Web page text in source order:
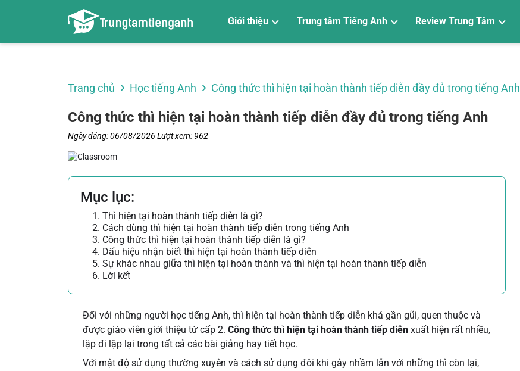
Giới thiệu Trung tâm Tiếng Anh Review Trung Tâm
Trang chủ Học tiếng Anh Công thức thì hiện tại hoàn thành tiếp diễn đầy đủ trong tiếng Anh
Công thức thì hiện tại hoàn thành tiếp diễn đầy đủ trong tiếng Anh
Ngày đăng: 06/08/2026 Lượt xem: 962
Mục lục:
1. Thì hiện tại hoàn thành tiếp diễn là gì?
2. Cách dùng thì hiện tại hoàn thành tiếp diễn trong tiếng Anh
3. Công thức thì hiện tại hoàn thành tiếp diễn là gì?
4. Dấu hiệu nhận biết thì hiện tại hoàn thành tiếp diễn
5. Sự khác nhau giữa thì hiện tại hoàn thành và thì hiện tại hoàn thành tiếp diễn
6. Lời kết
Đối với những người học tiếng Anh, thì hiện tại hoàn thành tiếp diễn khá gần gũi, quen thuộc và
được giáo viên giới thiệu từ cấp 2. Công thức thì hiện tại hoàn thành tiếp diễn xuất hiện rất nhiều,
lặp đi lặp lại trong tất cả các bài giảng hay tiết học.
Với mật độ sử dụng thường xuyên và cách sử dụng đôi khi gây nhầm lẫn với những thì còn lại,